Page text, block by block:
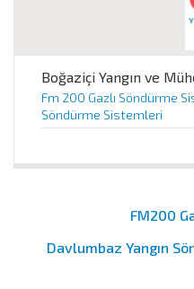
Boğaziçi Yangın ve
Fm 200 Gazlı Söndürme
Söndürme Sistemleri
FM200
Davlumbaz Yangın